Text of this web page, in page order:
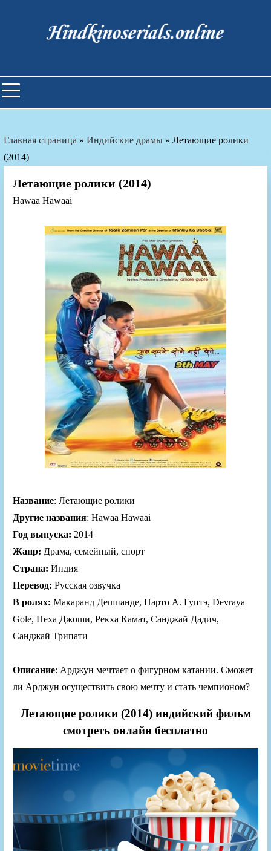
Индийские фильмы смотреть
онлайн
Главная страница » Индийские драмы » Летающие ролики
(2014)
Летающие ролики (2014)
Hawaa Hawaai
Название: Летающие ролики
Другие названия: Hawaa Hawaai
Год выпуска: 2014
Жанр: Драма, семейный, спорт
Страна: Индия
Перевод: Русская озвучка
В ролях: Макаранд Дешпанде, Парто А. Гуптэ, Devraya
Gole, Неха Джоши, Рекха Камат, Санджай Дадич,
Санджай Трипати
Описание: Арджун мечтает о фигурном катании. Сможет
ли Арджун осуществить свою мечту и стать чемпионом?
Летающие ролики (2014) индийский фильм
смотреть онлайн бесплатно